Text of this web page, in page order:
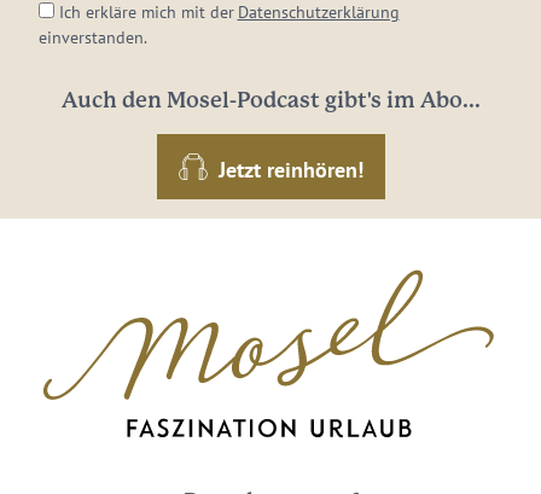
Ich erkläre mich mit der Datenschutzerklärung
einverstanden.
Auch den Mosel-Podcast gibt's im Abo...
Jetzt reinhören!